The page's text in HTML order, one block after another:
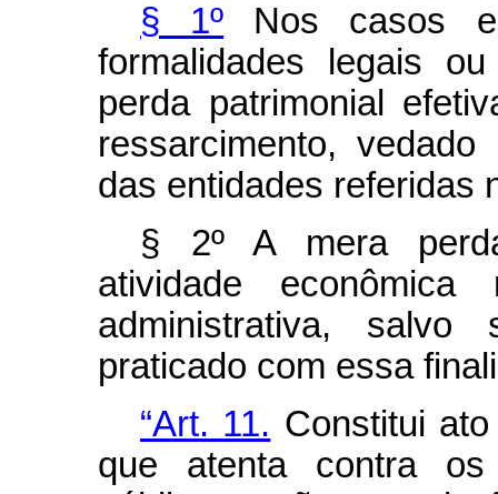
§ 1º Nos casos
formalidades legais
perda patrimonial
ressarcimento,
das entidades referidas
§ 2º A mera
atividade econômica
administrativa,
praticado com essa
“Art. 11. Constitui
que atenta contra os